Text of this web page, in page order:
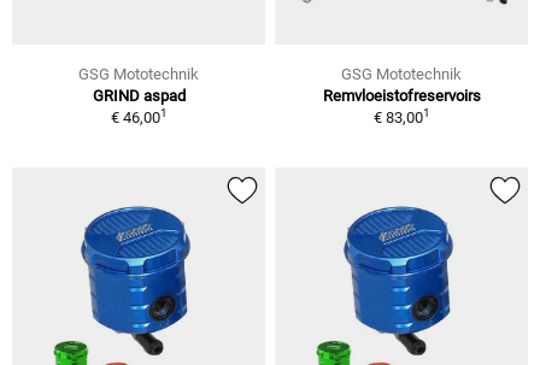
GSG Mototechnik
GRIND aspad
€ 46,001
GSG Mototechnik
Remvloeistofreservoirs
€ 83,001